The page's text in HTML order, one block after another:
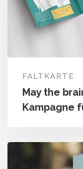
FALTKARTE
May the
Kampagne